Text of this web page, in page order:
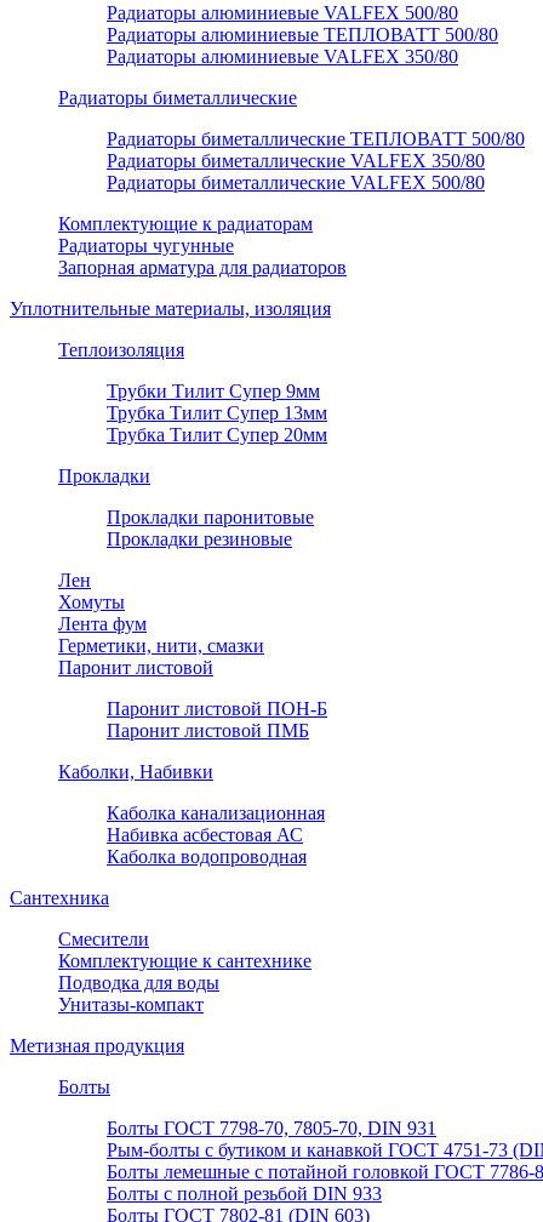
Радиаторы алюминиевые VALFEX 500/80
Радиаторы алюминиевые ТЕПЛОВАТТ 500/80
Радиаторы алюминиевые VALFEX 350/80
Радиаторы биметаллические
Радиаторы биметаллические ТЕПЛОВАТТ 500/80
Радиаторы биметаллические VALFEX 350/80
Радиаторы биметаллические VALFEX 500/80
Комплектующие к радиаторам
Радиаторы чугунные
Запорная арматура для радиаторов
Уплотнительные материалы, изоляция
Теплоизоляция
Трубки Тилит Супер 9мм
Трубка Тилит Супер 13мм
Трубка Тилит Супер 20мм
Прокладки
Прокладки паронитовые
Прокладки резиновые
Лен
Хомуты
Лента фум
Герметики, нити, смазки
Паронит листовой
Паронит листовой ПОН-Б
Паронит листовой ПМБ
Каболки, Набивки
Каболка канализационная
Набивка асбестовая АС
Каболка водопроводная
Сантехника
Смесители
Комплектующие к сантехнике
Подводка для воды
Унитазы-компакт
Метизная продукция
Болты
Болты ГОСТ 7798-70, 7805-70, DIN 931
Рым-болты с бутиком и канавкой ГОСТ 4751-73
Болты лемешные с потайной головкой ГОСТ 7786-
Болты с полной резьбой DIN 933
Болты ГОСТ 7802-81 (DIN 603)